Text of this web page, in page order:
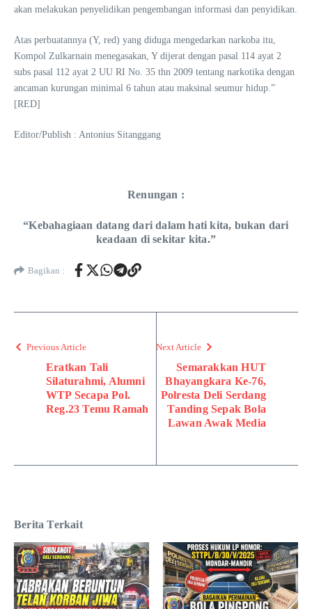
akan melakukan penyelidikan pengembangan informasi dan penyidikan.
Atas perbuatannya (Y, red) yang diduga mengedarkan narkoba itu,
Kompol Zulkarnain menegasakan, Y dijerat dengan pasal 114 ayat 2
subs pasal 112 ayat 2 UU RI No. 35 thn 2009 tentang narkotika dengan
ancaman kurungan minimal 6 tahun atau maksinal seumur hidup.”
[RED]
Editor/Publish : Antonius Sitanggang
Renungan :
“Kebahagiaan datang dari dalam hati kita, bukan dari
keadaan di sekitar kita.”
Bagikan :
Previous Article
Eratkan Tali
Silaturahmi, Alumni
WTP Secapa Pol.
Reg.23 Temu Ramah
Next Article
Semarakkan HUT
Bhayangkara Ke-76,
Polresta Deli Serdang
Tanding Sepak Bola
Lawan Awak Media
Berita Terkait